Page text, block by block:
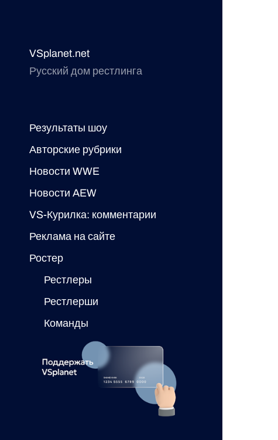
VSplanet.net
Русский дом рестлинга
Результаты шоу
Авторские рубрики
Новости WWE
Новости AEW
VS-Курилка: комментарии
Реклама на сайте
Ростер
Рестлеры
Рестлерши
Команды